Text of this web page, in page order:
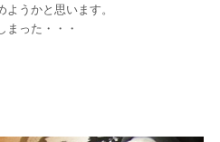
うかと思います。
まった・・・